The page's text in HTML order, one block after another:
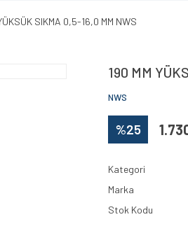
SIKMA 0,5-16,0 MM NWS
190 MM
NWS
%25
Kategori
Marka
Stok Kodu